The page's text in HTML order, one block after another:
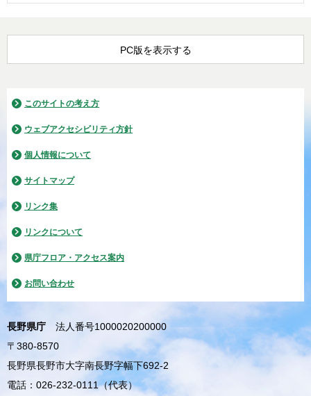
PC版を表示する
このサイトの考え方
ウェブアクセシビリティ方針
個人情報について
サイトマップ
リンク集
リンクについて
県庁フロア・アクセス案内
お問い合わせ
長野県庁
法人番号1000020200000
〒380-8570
長野県長野市大字南長野字幅下692-2
電話：026-232-0111（代表）